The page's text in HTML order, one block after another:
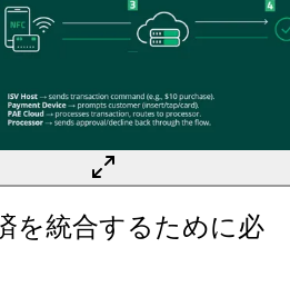
を統合するために必